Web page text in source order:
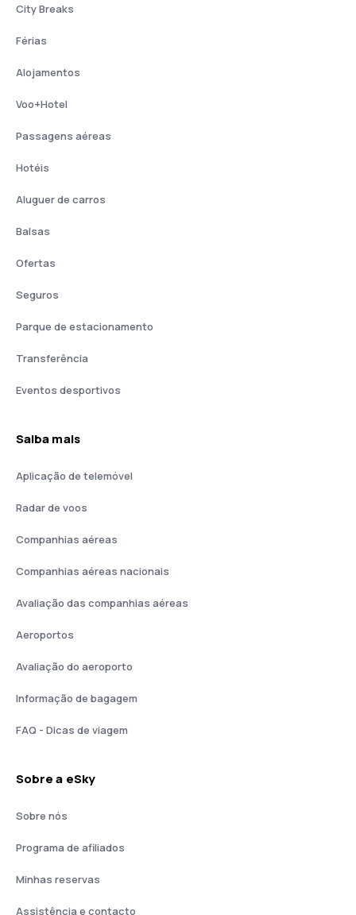
City Breaks
Férias
Alojamentos
Voo+Hotel
Passagens aéreas
Hotéis
Aluguer de carros
Balsas
Ofertas
Seguros
Parque de estacionamento
Transferência
Eventos desportivos
Saiba mais
Aplicação de telemóvel
Radar de voos
Companhias aéreas
Companhias aéreas nacionais
Avaliação das companhias aéreas
Aeroportos
Avaliação do aeroporto
Informação de bagagem
FAQ - Dicas de viagem
Sobre a eSky
Sobre nós
Programa de afiliados
Minhas reservas
Assistência e contacto